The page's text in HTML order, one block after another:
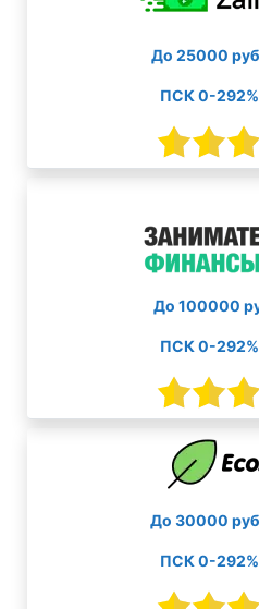
До 25000
ПСК 0-
До 100000
ПСК 0-
До 30000
ПСК 0-